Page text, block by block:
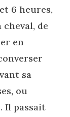
6 heures,
de
en
sa
ou
Il passait